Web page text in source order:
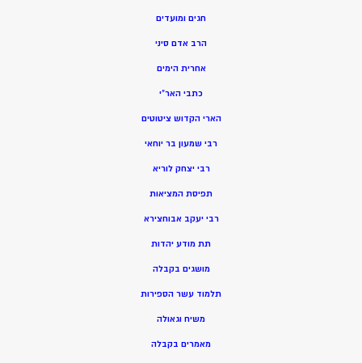
חגים ומועדים
הרב אדם סיני
אחרית הימים
כתבי האר”י
הארי הקדוש ציטוטים
רבי שמעון בר יוחאי
רבי יצחק לוריא
תפיסת המציאות
רבי יעקב אבוחצירא
תת מודע יהדות
מושגים בקבלה
תלמוד עשר הספירות
משיח וגאולה
מאמרים בקבלה